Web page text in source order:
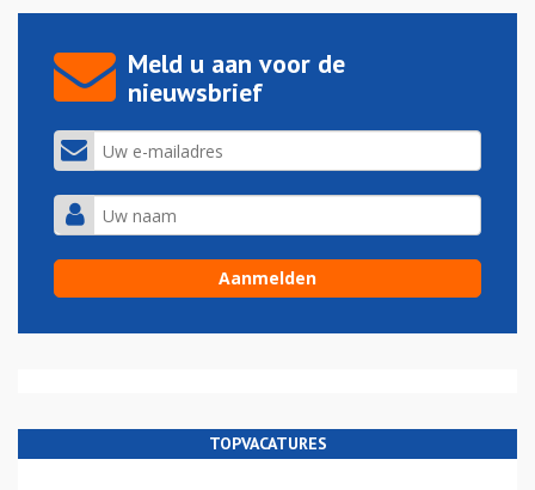
Meld u aan voor de
nieuwsbrief
TOPVACATURES